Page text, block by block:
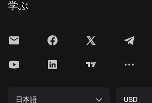
クッキーポリシー
現物取引
投資センター
手数料
上場申請
学ぶ
Gateニュース
日本語
USD